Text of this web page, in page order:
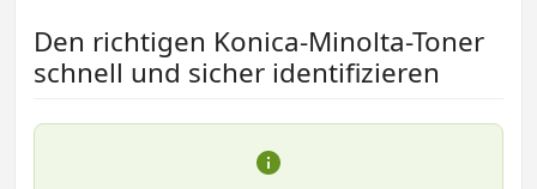
Den richtigen Konica-Minolta-Toner
schnell und sicher identifizieren